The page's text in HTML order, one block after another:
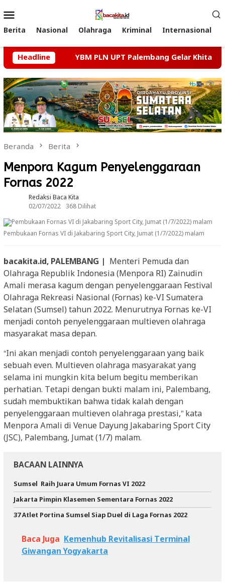
ke
kontenMobile
Berita Nasional Olahraga Kriminal Internasional
HeadlineYBM PLN UPT Palembang Gelar Khitanan
Beranda Berita
Menpora Kagum Penyelenggaraan
Fornas 2022
Redaksi Baca Kita
02/07/2022
368 Dilihat
Pembukaan Fornas VI di Jakabaring Sport City, Jumat (1/7/2022) malam
bacakita.id, PALEMBANG | Menteri Pemuda dan
Olahraga Republik Indonesia (Menpora RI) Zainudin
Amali merasa kagum dengan penyelenggaraan Festival
Olahraga Rekreasi Nasional (Fornas) ke-VI Sumatera
Selatan (Sumsel) tahun 2022. Menurutnya Fornas ke-VI
menjadi contoh penyelenggaraan multieven olahraga
masyarakat masa depan.
“Ini akan menjadi contoh penyelenggaraan yang baik
sebuah even. Multieven olahraga masyarakat yang
selama ini mungkin kita belum begitu memberikan
perhatian. Tetapi dengan bukti malam ini, Palembang,
sudah membuktikan bahwa tidak kalah dengan
penyelenggaraan multieven olahraga prestasi,” kata
Menpora Amali di Venue Dayung Jakabaring Sport City
(JSC), Palembang, Jumat (1/7) malam.
BACAAN LAINNYA
Sumsel Raih Juara Umum Fornas VI 2022
Jakarta Pimpin Klasemen Sementara Fornas 2022
37 Atlet Portina Sumsel Siap Duel di Laga Fornas 2022
Baca Juga Kemenhub Revitalisasi Terminal
Giwangan Yogyakarta